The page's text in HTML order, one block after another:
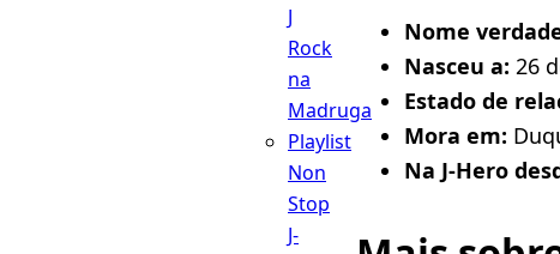
J
Rock
na
Madruga
Playlist
Non
Stop
J-
Nome
Nasceu a: 26
Estado de
Mora em:
Na J-Hero